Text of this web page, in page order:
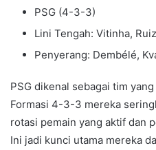
PSG (4-3-3)
Lini Tengah: Vitinha,
Penyerang: Dembélé,
PSG dikenal sebagai tim
Formasi 4-3-3 mereka
rotasi pemain yang aktif dan
Ini jadi kunci utama mereka